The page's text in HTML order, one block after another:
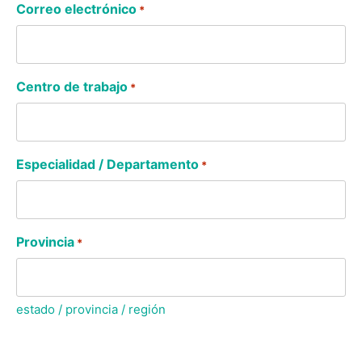
Correo electrónico *
Centro de trabajo *
Especialidad / Departamento *
Provincia *
estado / provincia / región